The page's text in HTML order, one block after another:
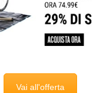
Vai all'offerta